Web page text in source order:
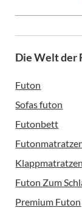
Die Welt der
Futon
Sofas futon
Futonbett
Klappmatratzen
Futon Zum
Premium Futon